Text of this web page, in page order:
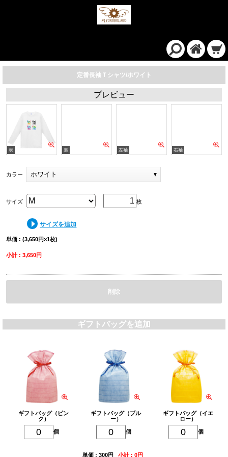
定番長袖Ｔシャツ/ホワイト
プレビュー
カラー ホワイト
枚
サイズ
サイズを追加
単価 : (3,650円×1枚)
小計 : 3,650円
削除
ギフトバッグを追加
ギフトバッグ（ピン
ク）
個
ギフトバッグ（ブル
ー）
個
ギフトバッグ（イエ
ロー）
個
単価 : 300円 小計 : 0円